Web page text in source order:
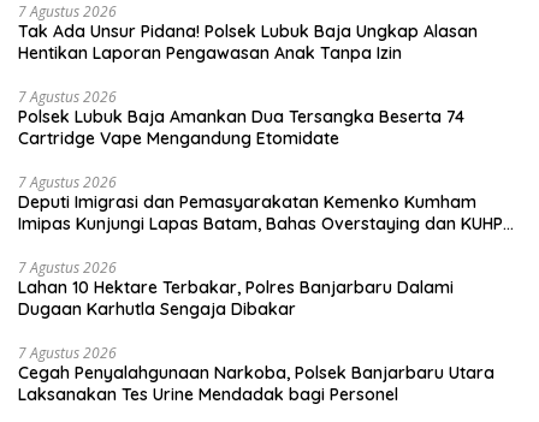
7 Agustus 2026
Tak Ada Unsur Pidana! Polsek Lubuk Baja Ungkap Alasan
Hentikan Laporan Pengawasan Anak Tanpa Izin
7 Agustus 2026
Polsek Lubuk Baja Amankan Dua Tersangka Beserta 74
Cartridge Vape Mengandung Etomidate
7 Agustus 2026
Deputi Imigrasi dan Pemasyarakatan Kemenko Kumham
Imipas Kunjungi Lapas Batam, Bahas Overstaying dan KUHP
7 Agustus 2026
Lahan 10 Hektare Terbakar, Polres Banjarbaru Dalami
Dugaan Karhutla Sengaja Dibakar
7 Agustus 2026
Cegah Penyalahgunaan Narkoba, Polsek Banjarbaru Utara
Laksanakan Tes Urine Mendadak bagi Personel